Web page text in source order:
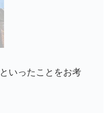
いったことをお考